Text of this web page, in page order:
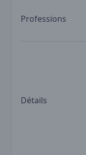
Professions
Détails